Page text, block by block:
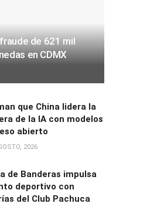
de 621 mil
en CDMX
que China lidera la
de la IA con modelos
abierto
2026
de Banderas impulsa
deportivo con
del Club Pachuca